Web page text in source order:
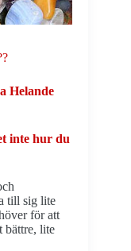
Helande
inte hur du
till sig lite
för att
bättre, lite